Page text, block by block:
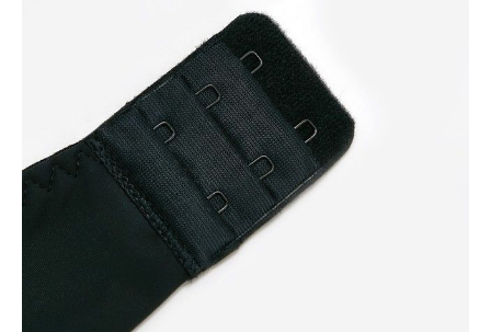
regulowane, a boki wyłożone siateczką dla optymalnego dopasowania.
• formowane miseczki push-up,
• detale boczne podszyte siateczką,
• regulowane ramiączka,
• dekoracja w postaci kokardki.
SKU
1009012400350012
Skład
poliamid 61%, poliester 27%, elastan 12%
Udostępnij produkt
Podmiot odpowiedzialny
EuroTrade Tex Sp z o.o.
Św. Teresy 91
91-341, Łódź, Polska
+48 500-503-636